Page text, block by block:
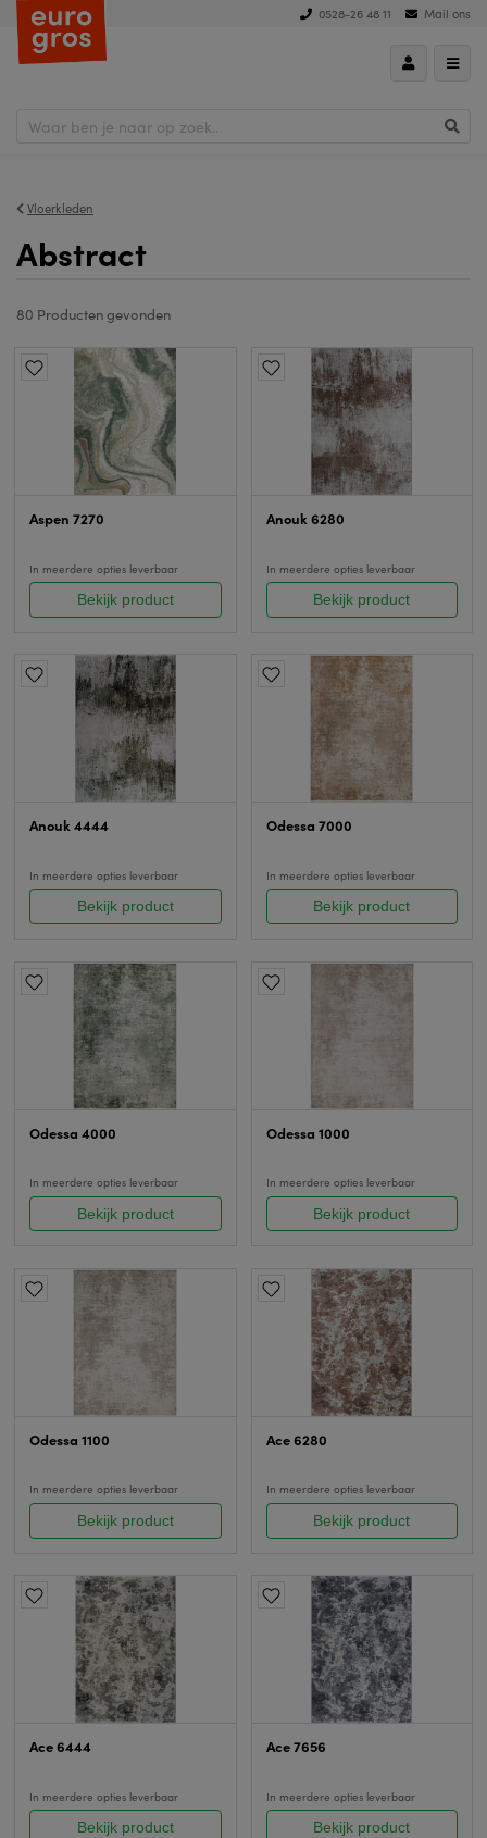
0528-26 48 11 Mail ons
Vloerkleden
Abstract
80 Productengevonden
Aspen 7270
In meerdere opties leverbaar
Bekijk product
Anouk 6280
In meerdere opties leverbaar
Bekijk product
Anouk 4444
In meerdere opties leverbaar
Bekijk product
Odessa 7000
In meerdere opties leverbaar
Bekijk product
Odessa 4000
In meerdere opties leverbaar
Bekijk product
Odessa 1000
In meerdere opties leverbaar
Bekijk product
Odessa 1100
In meerdere opties leverbaar
Bekijk product
Ace 6280
In meerdere opties leverbaar
Bekijk product
Ace 6444
In meerdere opties leverbaar
Bekijk product
Ace 7656
In meerdere opties leverbaar
Bekijk product
naar laag